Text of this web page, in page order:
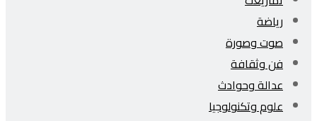
رياضة
صوت وصورة
فن وثقافة
عدالة وحوادث
علوم وتكنولوجيا